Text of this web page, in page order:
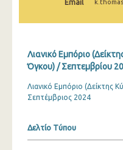
Ιουνίου 2024
Μαΐου 2024
Μαρτίου 2024
Email
Λιανικό Εμπόριο
Όγκου) / Σεπτεμβρίου
Λιανικό Εμπόριο (Δείκτης
Σεπτέμβριος 2024
Δελτίο Τύπου